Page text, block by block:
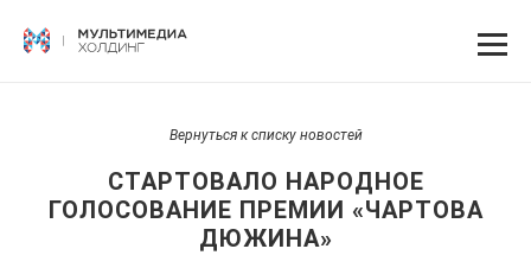
Вернуться к списку новостей
СТАРТОВАЛО НАРОДНОЕ
ГОЛОСОВАНИЕ ПРЕМИИ «ЧАРТОВА
ДЮЖИНА»